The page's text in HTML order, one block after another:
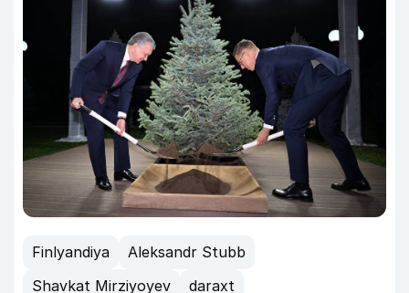
Finlyandiya
Aleksandr Stubb
Shavkat Mirziyoyev
daraxt